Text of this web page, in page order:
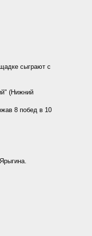
сыграют с
(Нижний
8 побед в 10